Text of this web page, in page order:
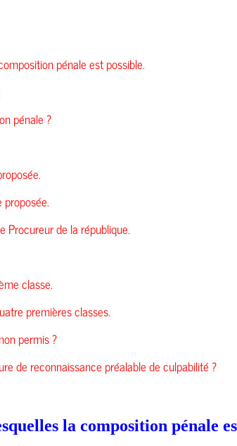
pénale est possible.
pénale ?
Procureur de la république.
classe.
premières classes.
permis ?
de reconnaissance préalable de culpabilité ?
la composition pénale